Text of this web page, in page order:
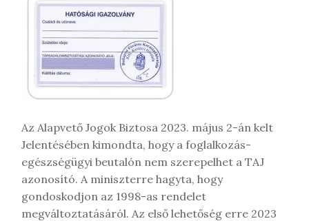
Az Alapvető Jogok Biztosa 2023. május 2-án kelt
Jelentésében kimondta, hogy a foglalkozás-
egészségügyi beutalón nem szerepelhet a TAJ
azonosító. A miniszterre hagyta, hogy
gondoskodjon az 1998-as rendelet
megváltoztatásáról. Az első lehetőség erre 2023